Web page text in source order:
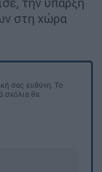
στη χώρα
σας ευθύνη. Το
σχόλια θα